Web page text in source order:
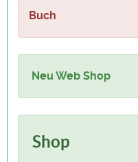
Buch
Neu Web Shop
Shop